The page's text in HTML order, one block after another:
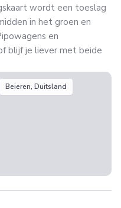
wordt een toeslag
in het groen en
en
blijf je liever met beide
Beieren, Duitsland